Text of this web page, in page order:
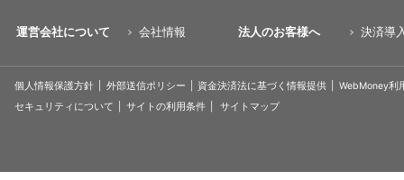
運営会社について 会社情報 法人のお客様へ 決済導
個人情報保護方針 外部送信ポリシー 資金決済法に基づく情報提供
WebMoney利
セキュリティについて
サイトの利用条件 サイトマップ